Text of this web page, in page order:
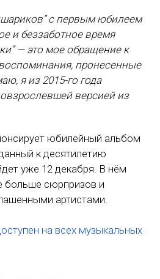
с первым юбилеем
и беззаботное время
— это мое обращение к
пронесенные
я из 2015-го года
версией из
юбилейный альбом
к десятилетию
уже 12 декабря. В нём
больше сюрпризов и
артистами.
на всех музыкальных